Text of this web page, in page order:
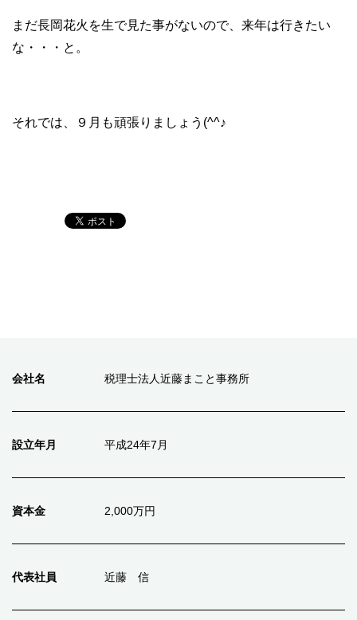
まだ長岡花火を生で見た事がないので、来年は行きたい
な・・・と。
それでは、９月も頑張りましょう(^^♪
会社名 税理士法人近藤まこと事務所
設立年月 平成24年7月
資本金 2,000万円
代表社員 近藤 信